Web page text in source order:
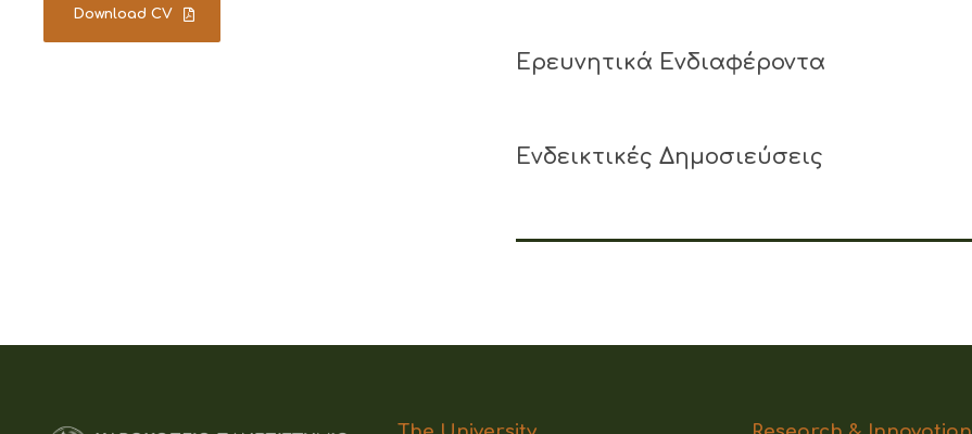
Download CV
Ερευνητικά Ενδιαφέροντα
Ενδεικτικές Δημοσιεύσεις